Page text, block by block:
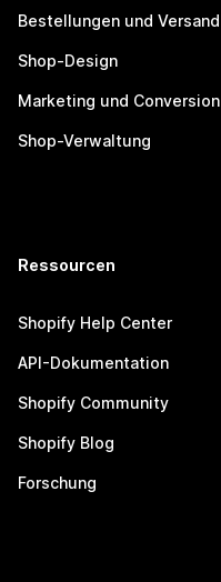
Bestellungen und Versand
Shop-Design
Marketing und Conversion
Shop-Verwaltung
Ressourcen
Shopify Help Center
API-Dokumentation
Shopify Community
Shopify Blog
Forschung